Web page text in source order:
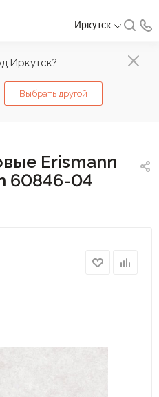
Иркутск?
Выбрать другой
Иркутск
Erismann
60846-04